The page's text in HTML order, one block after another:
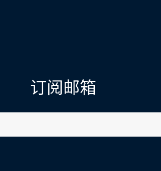
订阅邮箱